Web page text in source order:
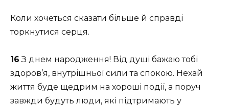
Коли хочеться сказати більше й справді
торкнутися серця.
16 З днем народження! Від душі бажаю тобі
здоров’я, внутрішньої сили та спокою. Нехай
життя буде щедрим на хороші події, а поруч
завжди будуть люди, які підтримають у